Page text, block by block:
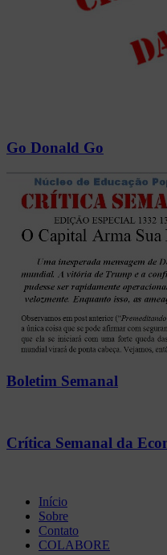
Go Donald Go
Boletim Semanal
Crítica Semanal da
Início
Sobre
Contato
COLABORE